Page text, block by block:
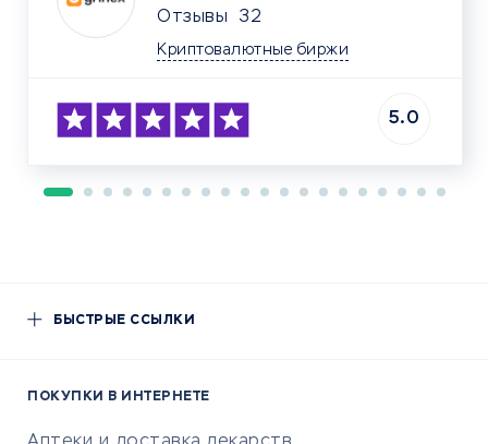
Отзывы 32
Криптовалютные биржи
5.0
БЫСТРЫЕ ССЫЛКИ
ПОКУПКИ В ИНТЕРНЕТЕ